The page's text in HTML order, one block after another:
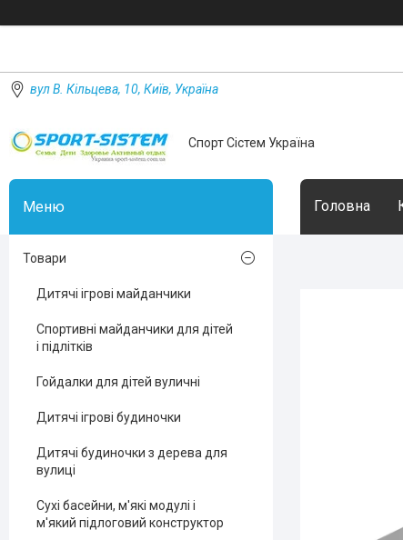
вул В. Кільцева, 10, Київ, Україна
Спорт Сістем Україна
Головна
Товари
Дитячі ігрові майданчики
Спортивні майданчики для дітей
і підлітків
Гойдалки для дітей вуличні
Дитячі ігрові будиночки
Дитячі будиночки з дерева для
вулиці
Сухі басейни, м'які модулі і
м'який підлоговий конструктор